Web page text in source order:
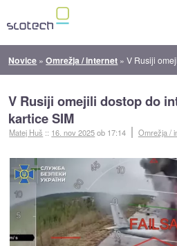
Novice »Omrežja / internet »V Rusiji omejili
V Rusiji omejili dostop do
kartice SIM
Matej Huš :: 16. nov 2025ob 17:14 Omrežja /